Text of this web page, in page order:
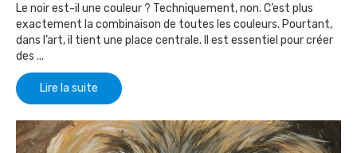
Le noir est-il une couleur ? Techniquement, non. C’est plus
exactement la combinaison de toutes les couleurs. Pourtant,
dans l’art, il tient une place centrale. Il est essentiel pour créer
des ...
Lire la suite